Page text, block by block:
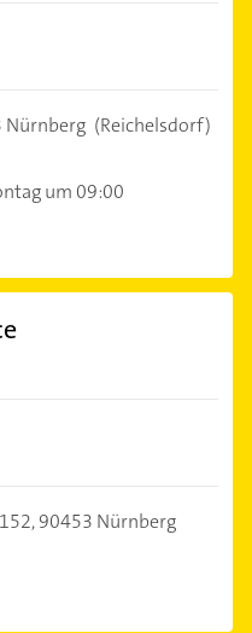
Nürnberg (Reichelsdorf)
um 09:00
90453 Nürnberg